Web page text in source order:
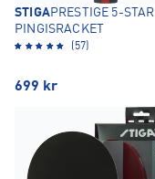
STIGAPRESTIGE 5-STAR
PINGISRACKET
(57)
699 kr